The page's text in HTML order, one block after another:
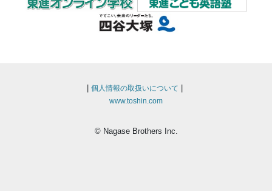
個人情報の取扱いについて
www.toshin.com
© Nagase Brothers Inc.